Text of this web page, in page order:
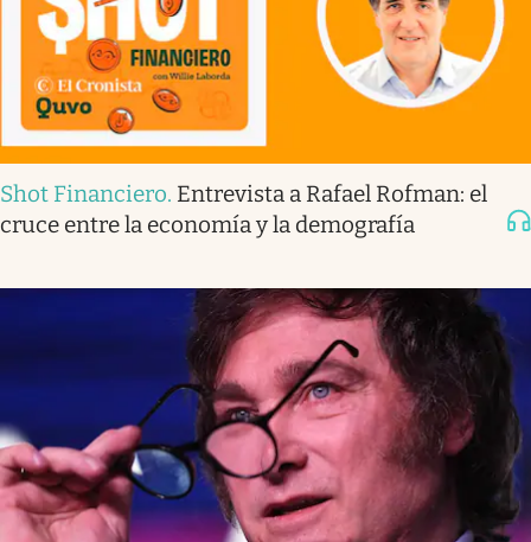
Shot Financiero. Entrevista a Rafael Rofman: el
cruce entre la economía y la demografía